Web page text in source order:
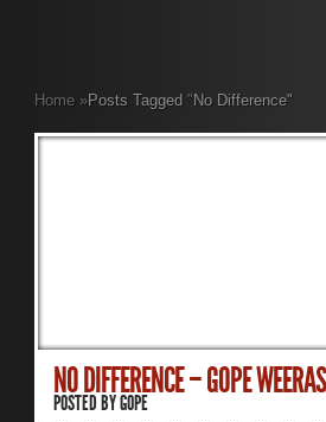
Home »Posts Tagged" No Difference"
NO DIFFERENCE – GOPE
POSTED BYGOPE